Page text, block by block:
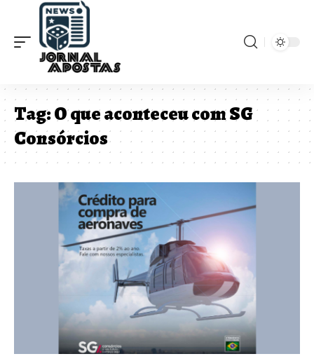
Tag:O que aconteceu com SG
Consórcios